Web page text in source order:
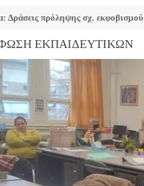
Δράσεις πρόληψης σχ. εκφοβισμού
ΕΚΠΑΙΔΕΥΤΙΚΩΝ